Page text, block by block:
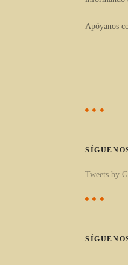
l
r
a
t
g
r
Apóyanos
Tweets by